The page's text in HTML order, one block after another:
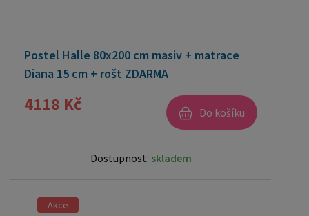
Postel Halle 80x200 cm masiv + matrace
Diana 15 cm + rošt ZDARMA
4118 Kč Do košíku
Dostupnost: skladem
Akce